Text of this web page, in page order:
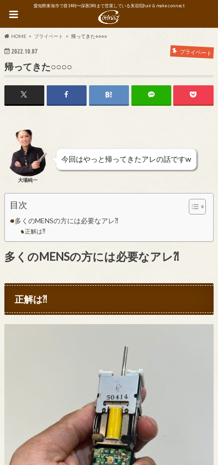
愛知県東海市で昼14時〜深夜0時まで営業している美容院hair & make connect
HOME プライベート 帰ってきた○○○○
2022.10.07 プライベート
帰ってきた○○○○
大場純一
今回はやっと帰ってきたアレの話ですw
目次
多くのMENSの方には必要なアレ⁈
正解は⁈
多くのMENSの方には必要なアレ⁈
正解は⁈